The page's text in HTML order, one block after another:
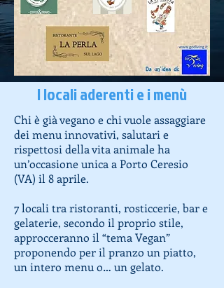
I locali aderenti e i menù
Chi è già vegano e chi vuole assaggiare
dei menu innovativi, salutari e
rispettosi della vita animale ha
un’occasione unica a Porto Ceresio
(VA) il 8 aprile.
7 locali tra ristoranti, rosticcerie, bar e
gelaterie, secondo il proprio stile,
approcceranno il “tema Vegan”
proponendo per il pranzo un piatto,
un intero menu o… un gelato.